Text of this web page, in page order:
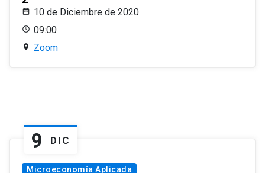
10 de Diciembre de 2020
09:00
Zoom
9 DIC
Microeconomía Aplicada